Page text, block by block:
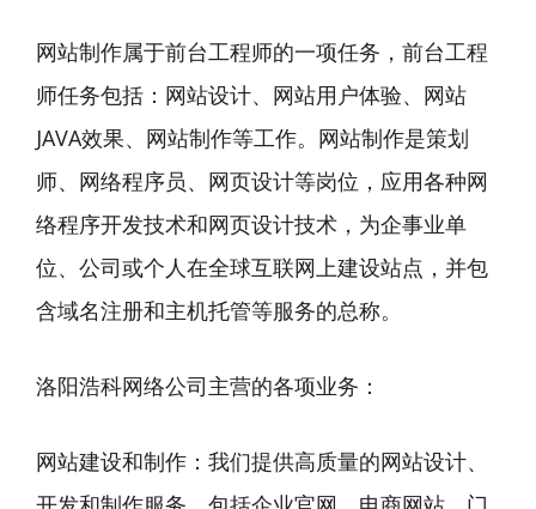
网站制作属于前台工程师的一项任务，前台工程
师任务包括：网站设计、网站用户体验、网站
JAVA效果、网站制作等工作。网站制作是策划
师、网络程序员、网页设计等岗位，应用各种网
络程序开发技术和网页设计技术，为企事业单
位、公司或个人在全球互联网上建设站点，并包
含域名注册和主机托管等服务的总称。
洛阳浩科网络公司主营的各项业务：
网站建设和制作：我们提供高质量的网站设计、